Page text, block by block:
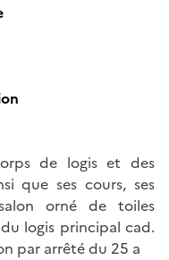
de logis et des
que ses cours, ses
orné de toiles
logis principal cad.
par arrêté du 25 a